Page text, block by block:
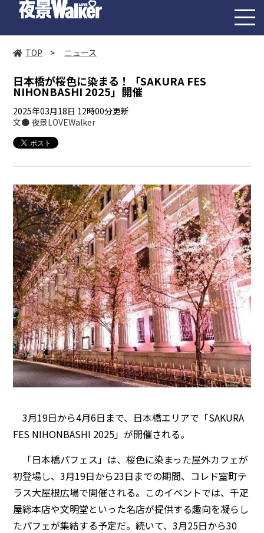
TOP > ニュース
日本橋が桜色に染まる！「SAKURA FES
NIHONBASHI 2025」開催
2025年03月18日 12時00分更新
文● 夜景LOVEWalker
3月19日から4月6日まで、日本橋エリアで「SAKURA
FES NIHONBASHI 2025」が開催される。
「日本橋パフェス」は、桜色に染まった屋外カフェが
初登場し、3月19日から23日までの期間、コレド室町テ
ラス大屋根広場で開催される。このイベントでは、千疋
屋総本店や文明堂といった名店が提供する趣向を凝らし
たパフェが集結する予定だ。続いて、3月25日から30